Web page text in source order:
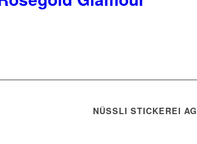
können
mehrere
auf
Varianten
NÜSSLI STICKEREI AG